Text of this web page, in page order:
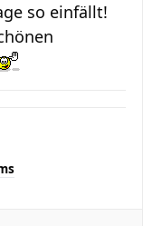
so einfällt!